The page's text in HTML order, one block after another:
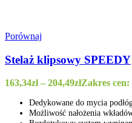
Porównaj
Stelaż klipsowy SPEEDY
163,34zł – 204,49złZakres cen:
Dedykowane do mycia
Możliwość nałożenia